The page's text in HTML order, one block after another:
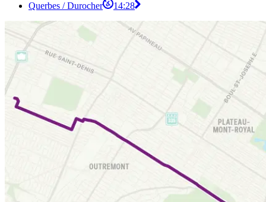
Querbes / Durocher
14:28